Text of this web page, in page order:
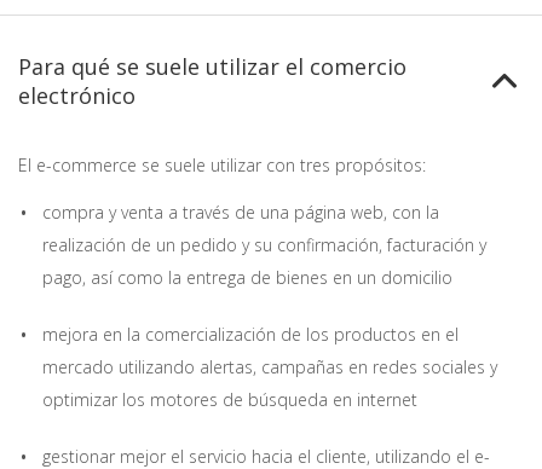
Para qué se suele utilizar el comercio
electrónico
El e-commerce se suele utilizar con tres propósitos:
compra y venta a través de una página web, con la
realización de un pedido y su confirmación, facturación y
pago, así como la entrega de bienes en un domicilio
mejora en la comercialización de los productos en el
mercado utilizando alertas, campañas en redes sociales y
optimizar los motores de búsqueda en internet
gestionar mejor el servicio hacia el cliente, utilizando el e-